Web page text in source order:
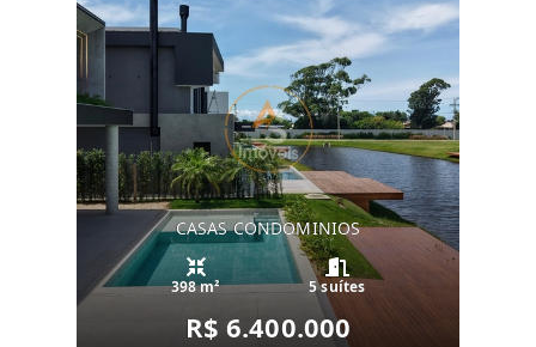
CASAS CONDOMINIOS
398 m² 5 suítes
R$ 6.400.000